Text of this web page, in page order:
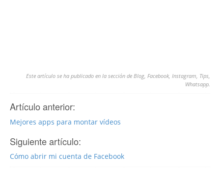
Este artículo se ha publicado en la sección de Blog, Facebook, Instagram, Tips,
Whatsapp.
Artículo anterior:
Mejores apps para montar vídeos
Siguiente artículo:
Cómo abrir mi cuenta de Facebook